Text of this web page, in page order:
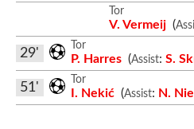
Tor
V. Vermeij (
Tor
P. Harres (Assist: S.
29'
Tor
I. Nekić (Assist: N.
51'